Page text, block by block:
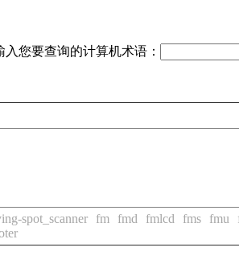
入您要查询的计算机术语：
spot_scanner fm fmd fmlcd fms fmu